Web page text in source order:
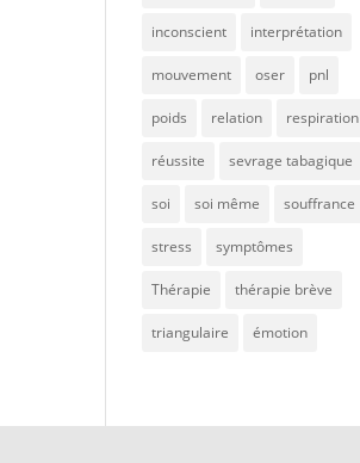
inconscient interprétation
mouvement oser pnl
poids relation respiration
réussite sevrage tabagique
soi soi même souffrance
stress symptômes
Thérapie thérapie brève
triangulaire émotion